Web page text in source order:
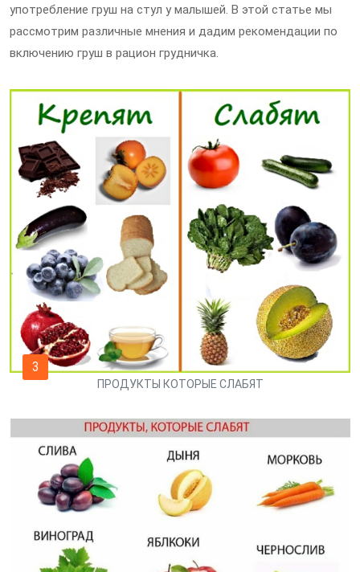
употребление груш на стул у малышей. В этой статье мы
рассмотрим различные мнения и дадим рекомендации по
включению груш в рацион грудничка.
3
ПРОДУКТЫ КОТОРЫЕ СЛАБЯТ